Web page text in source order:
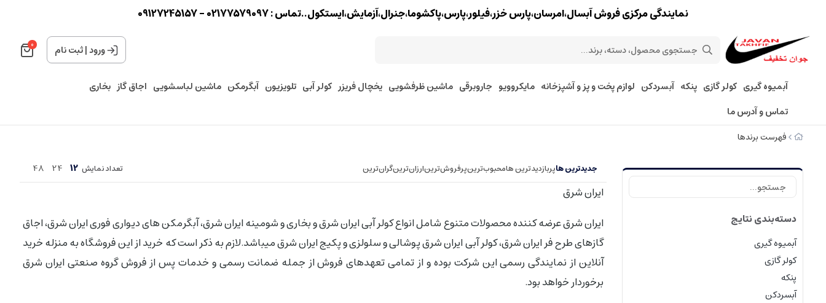
نمایندگی مرکزی فروش آبسال،امرسان،پارس خزر،فیلور،پارس،پاکشوما،جنرال،آزمایش،ایستکول..تماس : 02177579097 - 09127245157
ورود|ثبت نام 0
آبمیوه گیری کولر گازی پنکه آبسردکن لوازم پخت و پز و آشپزخانه مایکروویو جاروبرقی ماشین ظرفشویی یخچال فریزر کولر آبی تلویزیون آبگرمکن ماشین لباسشویی اجاق گاز بخاری
تماس و آدرس ما
فهرست برندها
دسته‌بندی نتایج
آبمیوه گیری
کولر گازی
پنکه
آبسردکن
جدیدترین هاپربازدیدترین هامحبوب‌‌ترینپرفروش‌ترینارزان‌ترینگران‌ترین تعداد نمایش 12
24
48
ایران شرق
ایران شرق عرضه کننده محصولات متنوع شامل انواع کولر آبی ایران شرق و بخاری و شومینه ایران شرق، آبگرمکن های دیواری فوری ایران شرق، اجاق
گازهای طرح فر ایران شرق، کولر آبی ایران شرق پوشالی و سلولزی و پکیج ایران شرق میباشد.لازم به ذکر است که خرید از این فروشگاه به منزله خرید
آنلاین از نمایندگی رسمی این شرکت بوده و از تمامی تعهدهای فروش از جمله ضمانت رسمی و خدمات پس از فروش گروه صنعتی ایران شرق
برخوردار خواهد بود.